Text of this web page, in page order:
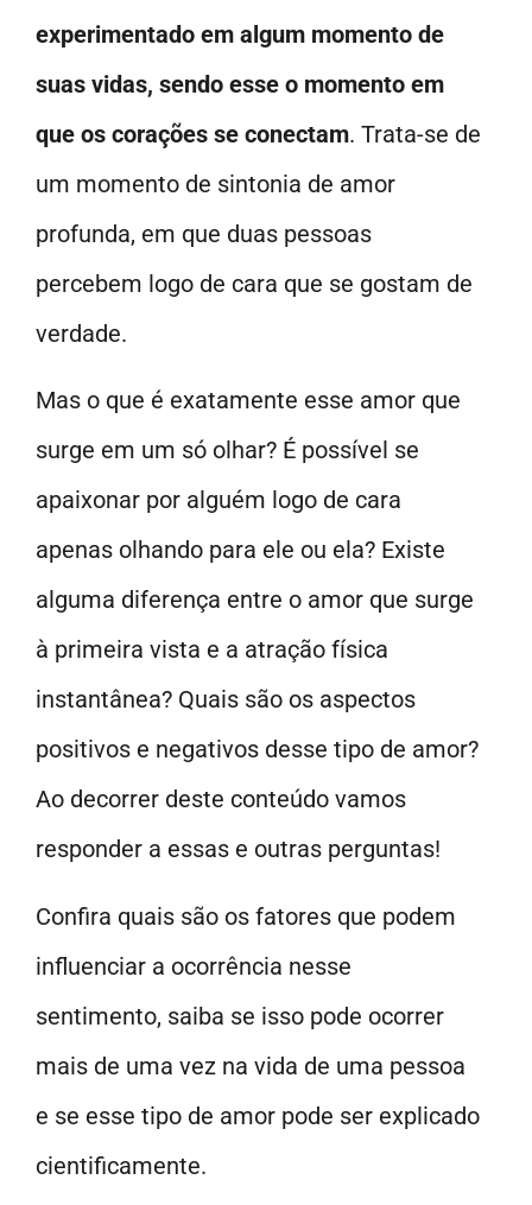
experimentado em algum momento de
suas vidas, sendo esse o momento em
que os corações se conectam. Trata-se de
um momento de sintonia de amor
profunda, em que duas pessoas
percebem logo de cara que se gostam de
verdade.
Mas o que é exatamente esse amor que
surge em um só olhar? É possível se
apaixonar por alguém logo de cara
apenas olhando para ele ou ela? Existe
alguma diferença entre o amor que surge
à primeira vista e a atração física
instantânea? Quais são os aspectos
positivos e negativos desse tipo de amor?
Ao decorrer deste conteúdo vamos
responder a essas e outras perguntas!
Confira quais são os fatores que podem
influenciar a ocorrência nesse
sentimento, saiba se isso pode ocorrer
mais de uma vez na vida de uma pessoa
e se esse tipo de amor pode ser explicado
cientificamente.